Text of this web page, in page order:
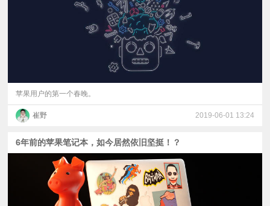
苹果用户的第一个春晚。
崔野 2019-06-01 13:24
6年前的苹果笔记本，如今居然依旧坚挺！？